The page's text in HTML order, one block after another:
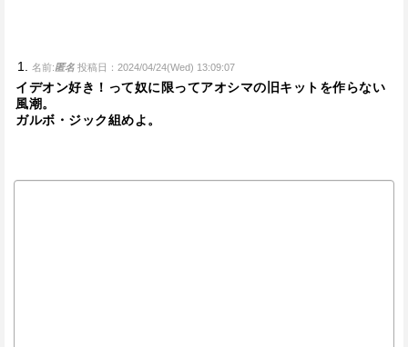
名前:匿名 投稿日：2024/04/24(Wed) 13:09:07
イデオン好き！って奴に限ってアオシマの旧キットを作らない
風潮。
ガルボ・ジック組めよ。